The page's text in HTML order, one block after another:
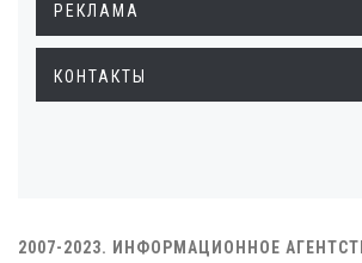
РЕКЛАМА
КОНТАКТЫ
2007-2023. ИНФОРМАЦИОННОЕ